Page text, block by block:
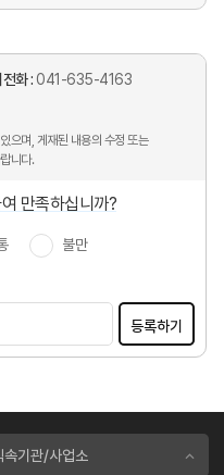
화 : 041-635-4163
으며, 게재된 내용의 수정 또는
니다.
만족하십니까?
불만
등록하기
속기관/사업소